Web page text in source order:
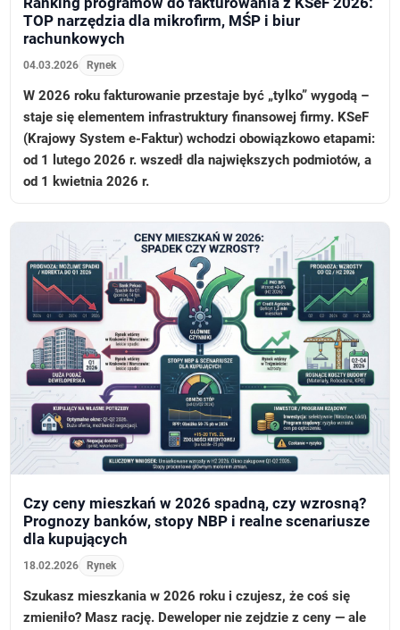
TOP narzędzia dla mikrofirm, MŚP i biur
rachunkowych
04.03.2026 Rynek
W 2026 roku fakturowanie przestaje być „tylko” wygodą –
staje się elementem infrastruktury finansowej firmy. KSeF
(Krajowy System e-Faktur) wchodzi obowiązkowo etapami:
od 1 lutego 2026 r. wszedł dla największych podmiotów, a
od 1 kwietnia 2026 r.
Czy ceny mieszkań w 2026 spadną, czy wzrosną?
Prognozy banków, stopy NBP i realne scenariusze
dla kupujących
18.02.2026 Rynek
Szukasz mieszkania w 2026 roku i czujesz, że coś się
zmieniło? Masz rację. Deweloper nie zejdzie z ceny — ale